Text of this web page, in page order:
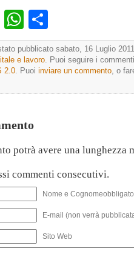
EmailWhatsApp
pubblicato sabato, 16 Luglio
e lavoro . Puoi seguire i
2.0 . Puoi inviare un commento , o
potrà avere una lunghezza
commenti consecutivi.
Nome e
E-mail (non verrà
Sito Web